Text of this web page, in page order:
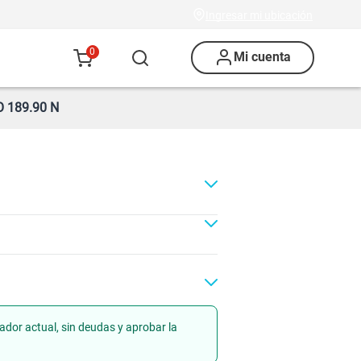
0 Mi cuenta
189.90 N
Renovación
actual, sin deudas y aprobar la